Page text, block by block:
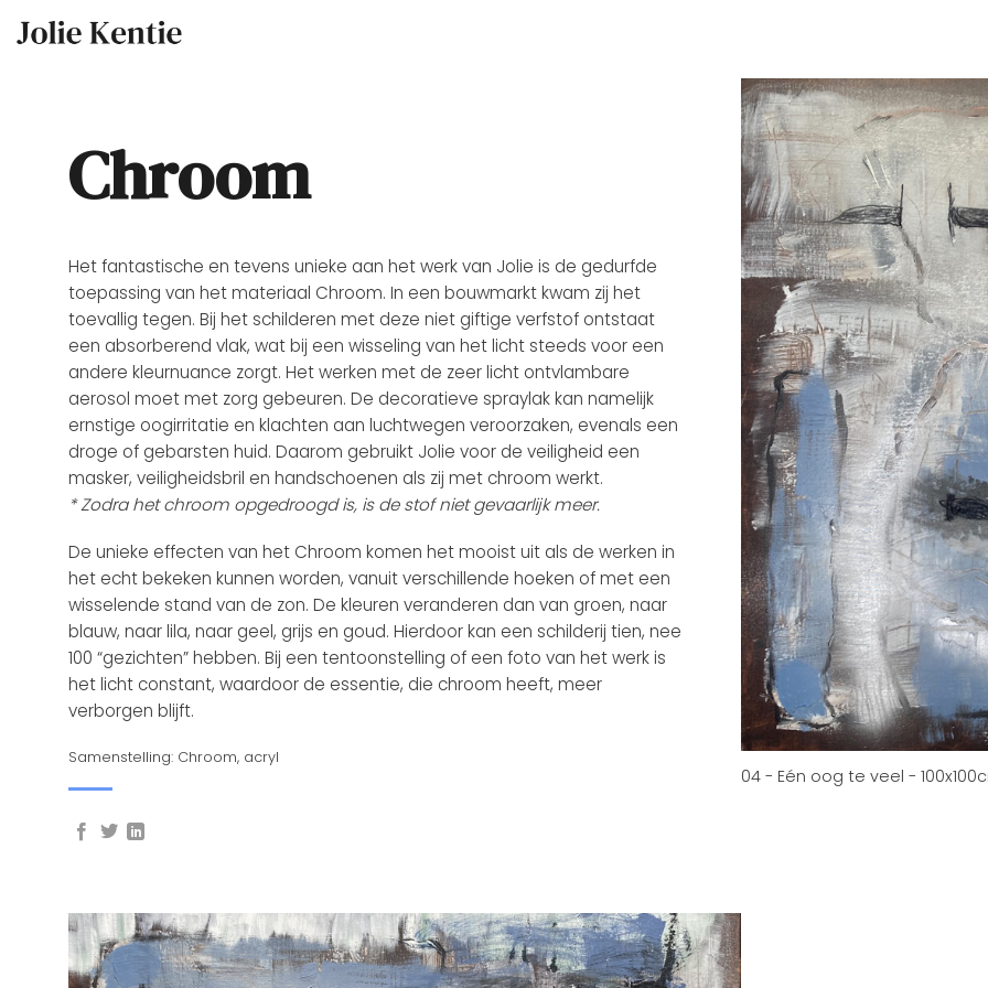
to
Chroom
Het fantastische en tevens unieke aan het werk van Jolie is de gedurfde
toepassing van het materiaal Chroom. In een bouwmarkt kwam zij het
toevallig tegen. Bij het schilderen met deze niet giftige verfstof ontstaat
een absorberend vlak, wat bij een wisseling van het licht steeds voor een
andere kleurnuance zorgt. Het werken met de zeer licht ontvlambare
aerosol moet met zorg gebeuren. De decoratieve spraylak kan namelijk
ernstige oogirritatie en klachten aan luchtwegen veroorzaken, evenals een
droge of gebarsten huid. Daarom gebruikt Jolie voor de veiligheid een
masker, veiligheidsbril en handschoenen als zij met chroom werkt.
* Zodra het chroom opgedroogd is, is de stof niet gevaarlijk meer.
De unieke effecten van het Chroom komen het mooist uit als de werken in
het echt bekeken kunnen worden, vanuit verschillende hoeken of met een
wisselende stand van de zon. De kleuren veranderen dan van groen, naar
blauw, naar lila, naar geel, grijs en goud. Hierdoor kan een schilderij tien, nee
100 “gezichten” hebben. Bij een tentoonstelling of een foto van het werk is
het licht constant, waardoor de essentie, die chroom heeft, meer
verborgen blijft.
Samenstelling: Chroom, acryl
04 - Eén oog te veel -